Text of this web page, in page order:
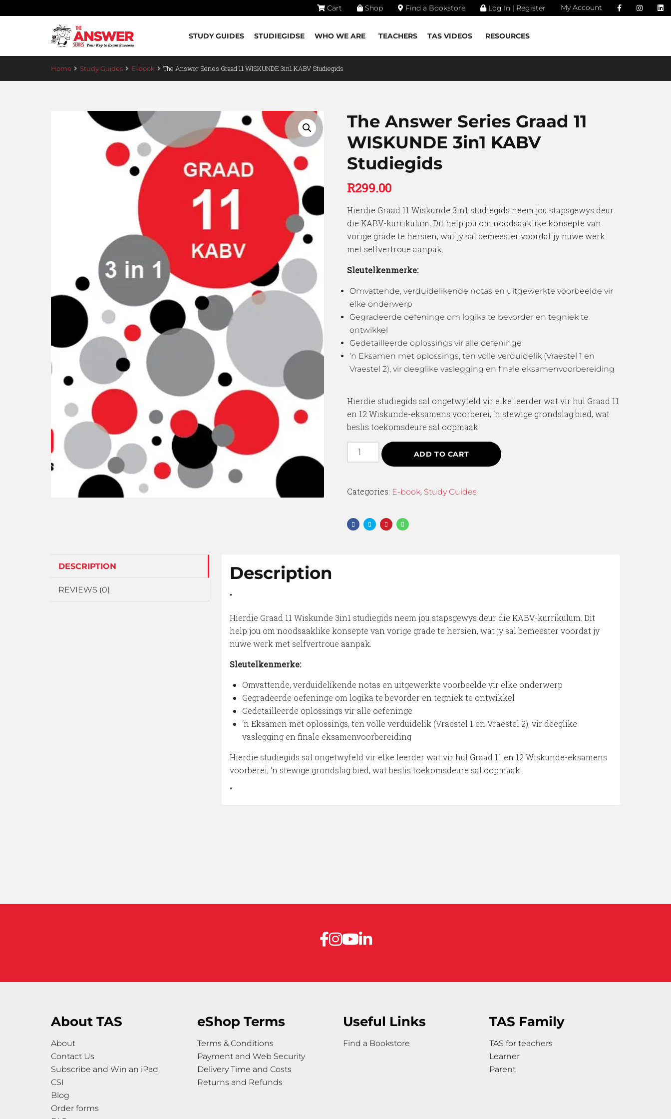
Cart Shop Find a Bookstore Log In | Register My Account
STUDY GUIDES STUDIEGIDSE WHO WE ARE TEACHERS TAS VIDEOS RESOURCES
Home Study Guides E-book The Answer Series Graad 11 WISKUNDE 3in1 KABV Studiegids
The Answer Series Graad 11
WISKUNDE 3in1 KABV
Studiegids
R299.00
Hierdie Graad 11 Wiskunde 3in1 studiegids neem jou stapsgewys deur
die KABV-kurrikulum. Dit help jou om noodsaaklike konsepte van
vorige grade te hersien, wat jy sal bemeester voordat jy nuwe werk
met selfvertroue aanpak.
Sleutelkenmerke:
Omvattende, verduidelikende notas en uitgewerkte voorbeelde vir
elke onderwerp
Gegradeerde oefeninge om logika te bevorder en tegniek te
ontwikkel
Gedetailleerde oplossings vir alle oefeninge
‘n Eksamen met oplossings, ten volle verduidelik (Vraestel 1 en
Vraestel 2), vir deeglike vaslegging en finale eksamenvoorbereiding
Hierdie studiegids sal ongetwyfeld vir elke leerder wat vir hul Graad 11
en 12 Wiskunde-eksamens voorberei, ‘n stewige grondslag bied, wat
beslis toekomsdeure sal oopmaak!
ADD TO CART
Categories: E-book, Study Guides
DESCRIPTION
REVIEWS (0)
Description
”
Hierdie Graad 11 Wiskunde 3in1 studiegids neem jou stapsgewys deur die KABV-kurrikulum. Dit
help jou om noodsaaklike konsepte van vorige grade te hersien, wat jy sal bemeester voordat jy
nuwe werk met selfvertroue aanpak.
Sleutelkenmerke:
Omvattende, verduidelikende notas en uitgewerkte voorbeelde vir elke onderwerp
Gegradeerde oefeninge om logika te bevorder en tegniek te ontwikkel
Gedetailleerde oplossings vir alle oefeninge
‘n Eksamen met oplossings, ten volle verduidelik (Vraestel 1 en Vraestel 2), vir deeglike
vaslegging en finale eksamenvoorbereiding
Hierdie studiegids sal ongetwyfeld vir elke leerder wat vir hul Graad 11 en 12 Wiskunde-eksamens
voorberei, ‘n stewige grondslag bied, wat beslis toekomsdeure sal oopmaak!
“
About TAS
About
Contact Us
Subscribe and Win an iPad
CSI
Blog
Order forms
eShop Terms
Terms & Conditions
Payment and Web Security
Delivery Time and Costs
Returns and Refunds
Useful Links
Find a Bookstore
TAS Family
TAS for teachers
Learner
Parent